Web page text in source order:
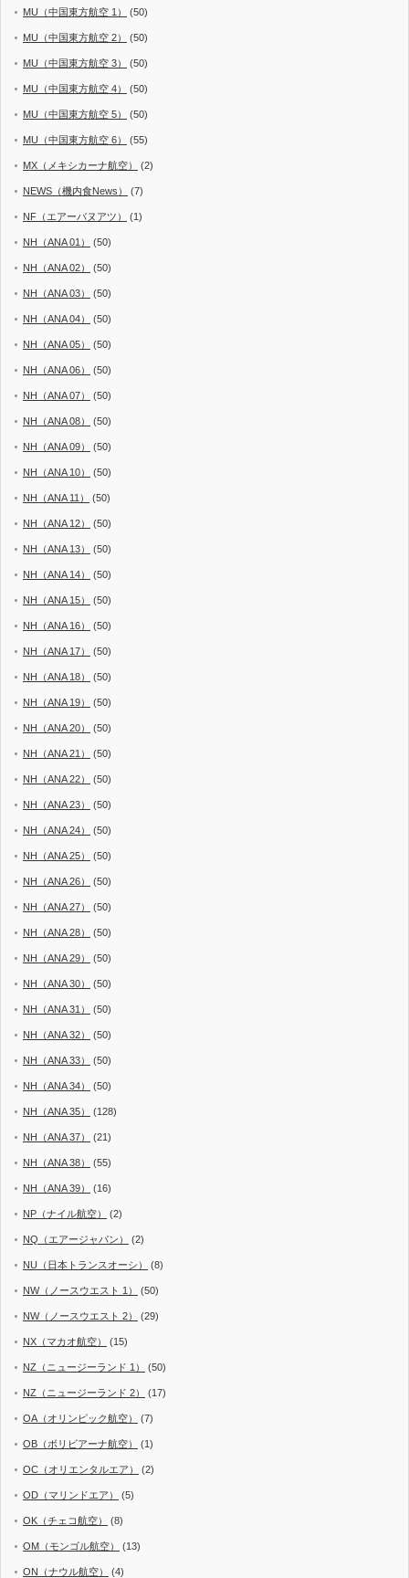
MU（中国東方航空 1） (50)
MU（中国東方航空 2） (50)
MU（中国東方航空 3） (50)
MU（中国東方航空 4） (50)
MU（中国東方航空 5） (50)
MU（中国東方航空 6） (55)
MX（メキシカーナ航空） (2)
NEWS（機内食News） (7)
NF（エアーバヌアツ） (1)
NH（ANA 01） (50)
NH（ANA 02） (50)
NH（ANA 03） (50)
NH（ANA 04） (50)
NH（ANA 05） (50)
NH（ANA 06） (50)
NH（ANA 07） (50)
NH（ANA 08） (50)
NH（ANA 09） (50)
NH（ANA 10） (50)
NH（ANA 11） (50)
NH（ANA 12） (50)
NH（ANA 13） (50)
NH（ANA 14） (50)
NH（ANA 15） (50)
NH（ANA 16） (50)
NH（ANA 17） (50)
NH（ANA 18） (50)
NH（ANA 19） (50)
NH（ANA 20） (50)
NH（ANA 21） (50)
NH（ANA 22） (50)
NH（ANA 23） (50)
NH（ANA 24） (50)
NH（ANA 25） (50)
NH（ANA 26） (50)
NH（ANA 27） (50)
NH（ANA 28） (50)
NH（ANA 29） (50)
NH（ANA 30） (50)
NH（ANA 31） (50)
NH（ANA 32） (50)
NH（ANA 33） (50)
NH（ANA 34） (50)
NH（ANA 35） (128)
NH（ANA 37） (21)
NH（ANA 38） (55)
NH（ANA 39） (16)
NP（ナイル航空） (2)
NQ（エアージャパン） (2)
NU（日本トランスオーシ） (8)
NW（ノースウエスト 1） (50)
NW（ノースウエスト 2） (29)
NX（マカオ航空） (15)
NZ（ニュージーランド 1） (50)
NZ（ニュージーランド 2） (17)
OA（オリンピック航空） (7)
OB（ボリビアーナ航空） (1)
OC（オリエンタルエア） (2)
OD（マリンドエア） (5)
OK（チェコ航空） (8)
OM（モンゴル航空） (13)
ON（ナウル航空） (4)